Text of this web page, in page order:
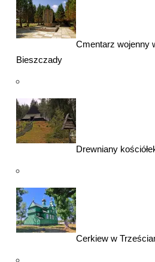
Cmentarz wojenny
Bieszczady
Drewniany
Cerkiew w